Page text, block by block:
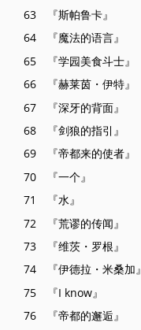
63 『斯帕鲁卡』
64 『魔法的语言』
65 『学园美食斗士』
66 『赫莱茵・伊特』
67 『深牙的背面』
68 『剑狼的指引』
69 『帝都来的使者』
70 『一个』
71 『水』
72 『荒谬的传闻』
73 『维茨・罗根』
74 『伊德拉・米桑加』
75 『I know』
76 『帝都的邂逅』